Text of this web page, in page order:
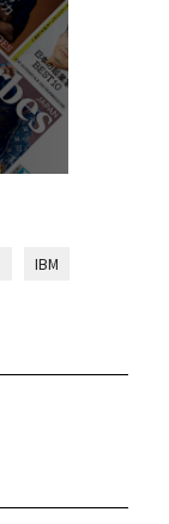
IBM